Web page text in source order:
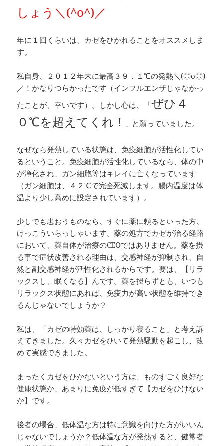
しょう＼(^o^)／
年に１回くらいは、カゼをひかれることをオススメしま
す。
私自身、２０１２年末に最高３９．１℃の発熱＼(◎o◎)
／！かなりつらかったです（インフルエンザじゃなかっ
たことが、幸いです）。しかし心は、「ぜひ４
０℃を超えてくれ！
」 と願っていました。
なぜなら発熱している状態は、免疫細胞が活性化してい
るということ。免疫細胞が活性化しているなら、体の中
が浄化され、ガン細胞等はキレイに亡くなっています
（ガン細胞は、４２℃で完全死滅します。腸内温度は体
温より少し高めに設定されています）。
少しでも患おうものなら、すぐに薬に頼るといった方、
けっこういらっしゃいます。薬の処方でカゼが治る経路
において、薬自体が治療のCEOではありません。薬を摂
る事で症状改善される理由は、交感神経が抑制され、自
然と副交感神経が活性化されるからです。要は、【リラ
ックスし、眠くなる】んです。薬を摂らずとも、いつも
リラックス状態にあれば、免疫力が高い状態を維持でき
るんじゃないでしょうか？
私は、「カゼの特効薬は、しっかり寝ること」と考え訴
えてきました。久々カゼをひいて発熱騒動を起こし、改
めて実感できました。
まったくカゼをひかないという方は、ものすごく良好な
健康状態か、あまりに免疫が低すぎて【カゼをひけない
か】です。
後者の場合、低体温な方は特に意識を向けた方がいいん
じゃないでしょうか？低体温な方が発熱すると、健常者